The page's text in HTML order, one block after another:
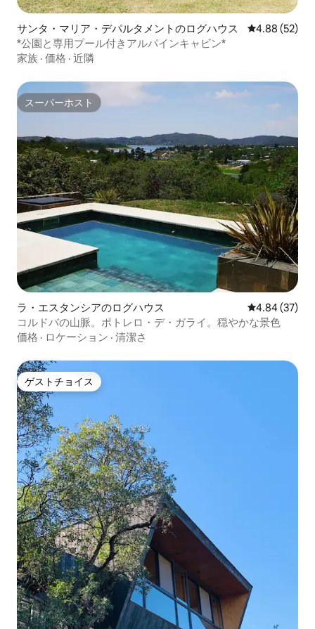
サンタ・マリア・デパルタメントのログハウス レビュー52
4.88 (52)
*公園と専用プール付きアルパインキャビン*
家族 · 価格 · 近隣
スーパーホスト
スーパーホスト
ラ・エスタンシアのログハウス レビュー37
4.84 (37)
コルドバの山脈。ポトレロ・デ・ガライ。穏やかな景色
価格 · ロケーション · 清潔さ
ゲストチョイス
ゲストチョイス